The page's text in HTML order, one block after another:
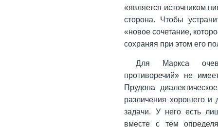
«является источником
сторона. Чтобы
«новое сочетание,
сохраняя при этом его
Для Маркса
противоречий» не
Прудона
различения хорошего и
задачи. У него есть
вместе с тем